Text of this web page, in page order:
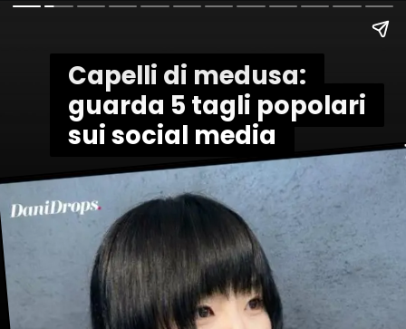
Capelli di medusa:
guarda 5 tagli popolari
sui social media
Capelli di medusa:
guarda 5 tagli popolari
sui social media